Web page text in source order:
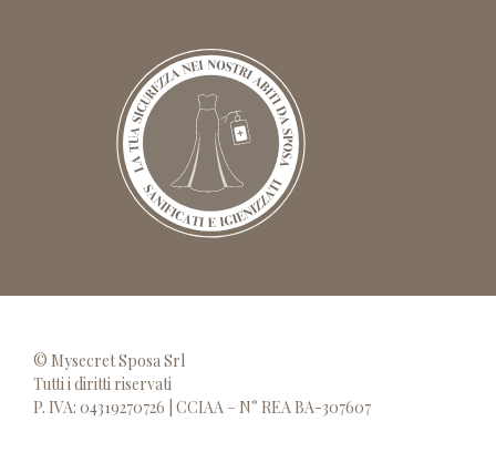
© Mysecret Sposa Srl
Tutti i diritti riservati
P. IVA: 04319270726 | CCIAA – N° REA BA-307607